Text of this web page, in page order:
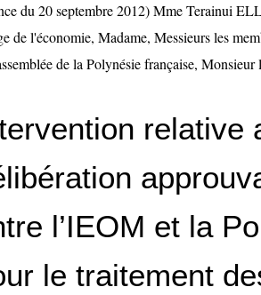
du 20 septembre 2012) Mme Terainui
de l'économie, Madame, Messieurs les
de la Polynésie française,
relative
l’IEOM et la
le traitement